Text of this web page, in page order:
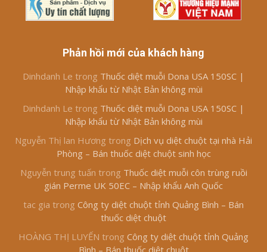
Phản hồi mới của khách hàng
Dinhdanh Le trong Thuốc diệt muỗi Dona USA 150SC |
Nhập khẩu từ Nhật Bản không mùi
Dinhdanh Le trong Thuốc diệt muỗi Dona USA 150SC |
Nhập khẩu từ Nhật Bản không mùi
Nguyễn Thị lan Hương trong Dịch vụ diệt chuột tại nhà Hải
Phòng – Bán thuốc diệt chuột sinh học
Nguyễn trung tuấn trong Thuốc diệt muỗi côn trùng ruồi
gián Perme UK 50EC – Nhập khẩu Anh Quốc
tac gia trong Công ty diệt chuột tỉnh Quảng Bình – Bán
thuốc diệt chuột
HOÀNG THỊ LUYẾN trong Công ty diệt chuột tỉnh Quảng